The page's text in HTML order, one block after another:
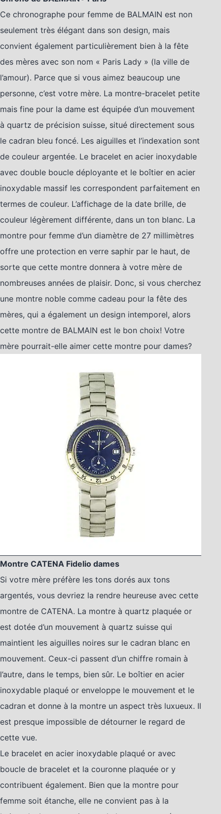
Ce chronographe pour femme de BALMAIN est non
seulement très élégant dans son design, mais
convient également particulièrement bien à la fête
des mères avec son nom « Paris Lady » (la ville de
l’amour). Parce que si vous aimez beaucoup une
personne, c’est votre mère. La montre-bracelet petite
mais fine pour la dame est équipée d’un mouvement
à quartz de précision suisse, situé directement sous
le cadran bleu foncé. Les aiguilles et l’indexation sont
de couleur argentée. Le bracelet en acier inoxydable
avec double boucle déployante et le boîtier en acier
inoxydable massif les correspondent parfaitement en
termes de couleur. L’affichage de la date brille, de
couleur légèrement différente, dans un ton blanc. La
montre pour femme d’un diamètre de 27 millimètres
offre une protection en verre saphir par le haut, de
sorte que cette montre donnera à votre mère de
nombreuses années de plaisir. Donc, si vous cherchez
une montre noble comme cadeau pour la fête des
mères, qui a également un design intemporel, alors
cette montre de BALMAIN est le bon choix! Votre
mère pourrait-elle aimer cette montre pour dames?
Montre CATENA Fidelio dames
Si votre mère préfère les tons dorés aux tons
argentés, vous devriez la rendre heureuse avec cette
montre de CATENA. La montre à quartz plaquée or
est dotée d’un mouvement à quartz suisse qui
maintient les aiguilles noires sur le cadran blanc en
mouvement. Ceux-ci passent d’un chiffre romain à
l’autre, dans le temps, bien sûr. Le boîtier en acier
inoxydable plaqué or enveloppe le mouvement et le
cadran et donne à la montre un aspect très luxueux. Il
est presque impossible de détourner le regard de
cette vue.
Le bracelet en acier inoxydable plaqué or avec
boucle de bracelet et la couronne plaquée or y
contribuent également. Bien que la montre pour
femme soit étanche, elle ne convient pas à la